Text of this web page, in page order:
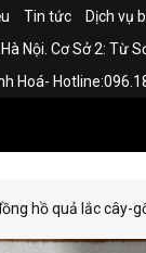
Tin tức Dịch vụ
Nội. Cơ Sở 2: Từ
Hoá-
hồ quả lắc cây-